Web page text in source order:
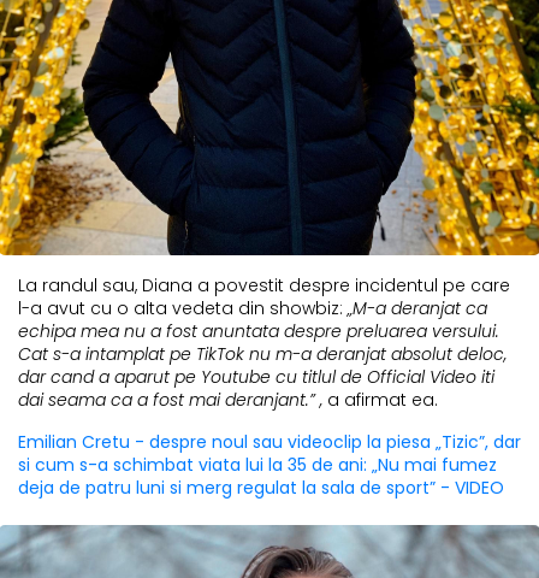
La randul sau, Diana a povestit despre incidentul pe care
l-a avut cu o alta vedeta din showbiz:„M-a deranjat ca
echipa mea nu a fost anuntata despre preluarea versului.
Cat s-a intamplat pe TikTok nu m-a deranjat absolut deloc,
dar cand a aparut pe Youtube cu titlul de Official Video iti
dai seama ca a fost mai deranjant.” , a afirmat ea.
Emilian Cretu - despre noul sau videoclip la piesa „Tizic”, dar
si cum s-a schimbat viata lui la 35 de ani: „Nu mai fumez
deja de patru luni si merg regulat la sala de sport” - VIDEO